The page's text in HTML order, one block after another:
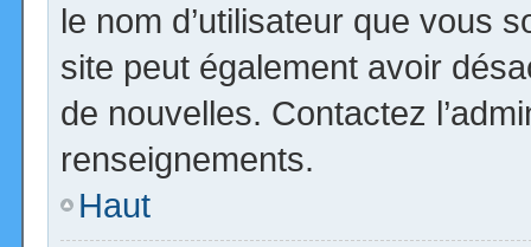
le nom d’utilisateur que vous
site peut également avoir
de nouvelles. Contactez
renseignements.
Haut